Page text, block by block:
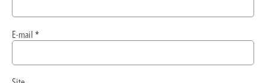
E-mail *